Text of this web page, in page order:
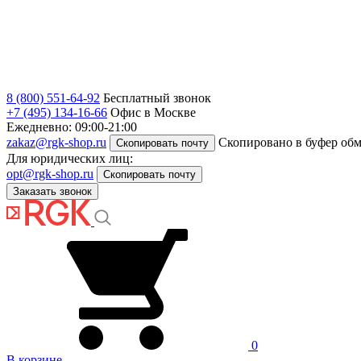
8 (800) 551-64-92 Бесплатный звонок
+7 (495) 134-16-66 Офис в Москве
Ежедневно: 09:00-21:00
zakaz@rgk-shop.ru
Скопировать почту
Скопировано в буфер
Для юридических лиц:
opt@rgk-shop.ru
Скопировать почту
Заказать звонок
0